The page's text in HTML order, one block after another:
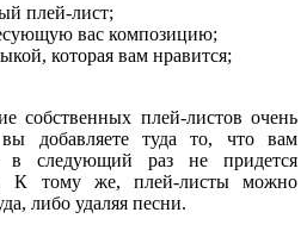
плей-лист;
вас композицию;
которая вам нравится;
собственных плей-листов очень
добавляете туда то, что вам
в следующий раз не придется
К тому же, плей-листы можно
либо удаляя песни.